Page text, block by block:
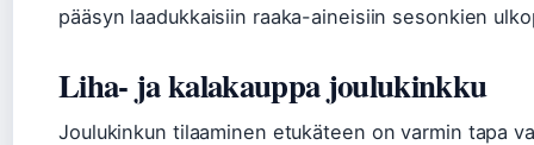
pääsyn laadukkaisiin raaka-aineisiin sesonkien
Liha- ja kalakauppa joulukinkku
Joulukinkun tilaaminen etukäteen on varmin tapa